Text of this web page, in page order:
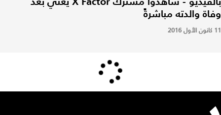
وفاة والدته مباشرةً
11 كانون الأول 2016